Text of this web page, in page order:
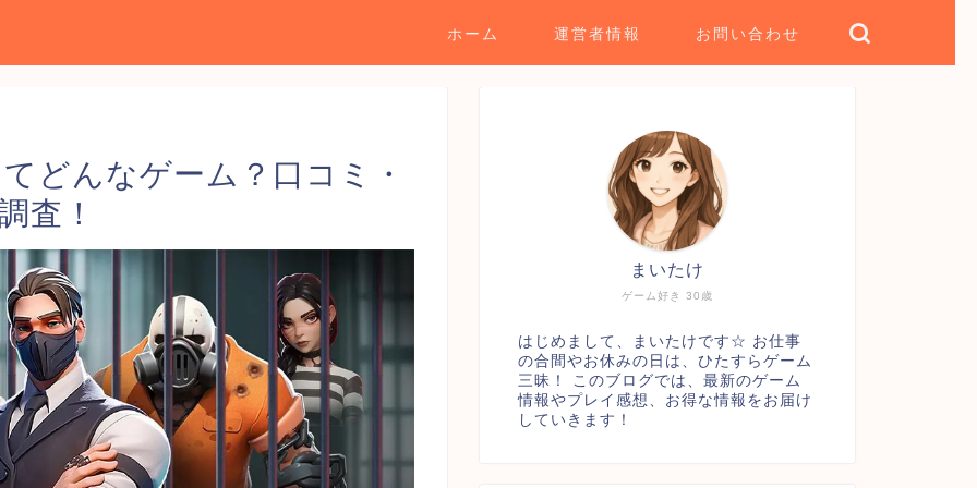
ホーム 運営者情報 お問い合わせ
どんなゲーム？口コミ・
査！
ゲーム好き 30歳
まいたけ
はじめまして、まいたけです☆ お仕事
の合間やお休みの日は、ひたすらゲーム
三昧！ このブログでは、最新のゲーム
情報やプレイ感想、お得な情報をお届け
していきます！